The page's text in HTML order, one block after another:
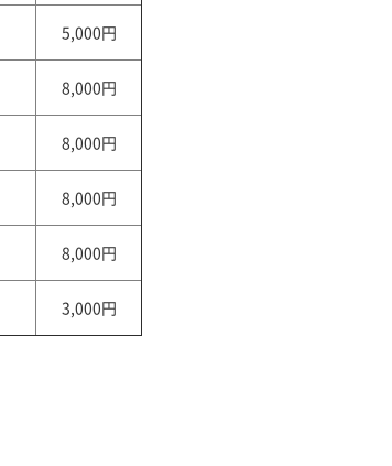
5,000円
8,000円
8,000円
8,000円
8,000円
3,000円